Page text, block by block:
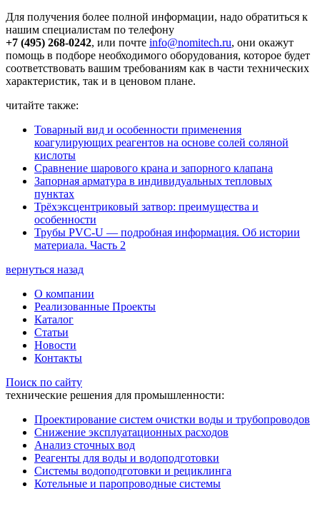
Для получения более полной информации, надо обратиться к
нашим специалистам по телефону
+7 (495) 268-0242, или почте info@nomitech.ru, они окажут
помощь в подборе необходимого оборудования, которое будет
соответствовать вашим требованиям как в части технических
характеристик, так и в ценовом плане.
читайте также:
Товарный вид и особенности применения
коагулирующих реагентов на основе солей соляной
кислоты
Сравнение шарового крана и запорного клапана
Запорная арматура в индивидуальных тепловых
пунктах
Трёхэксцентриковый затвор: преимущества и
особенности
Трубы PVC-U — подробная информация. Об истории
материала. Часть 2
вернуться назад
О компании
Реализованные Проекты
Каталог
Статьи
Новости
Контакты
Поиск по сайту
технические решения для промышленности:
Проектирование систем очистки воды и трубопроводов
Снижение эксплуатационных расходов
Анализ сточных вод
Реагенты для воды и водоподготовки
Системы водоподготовки и рециклинга
Котельные и паропроводные системы